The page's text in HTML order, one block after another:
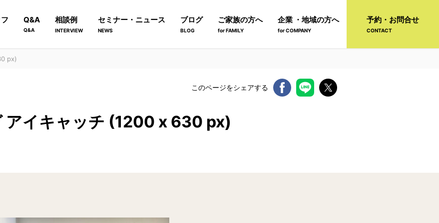
Q&A
Q&A
相談例
INTERVIEW
セミナー・ニュース
NEWS
ブログ
BLOG
ご家族の方へ
for FAMILY
企業 ・地域の方へ
for COMPANY
予約・お問合せ
CONTACT
px)
このページをシェアする
アイキャッチ (1200 x 630 px)